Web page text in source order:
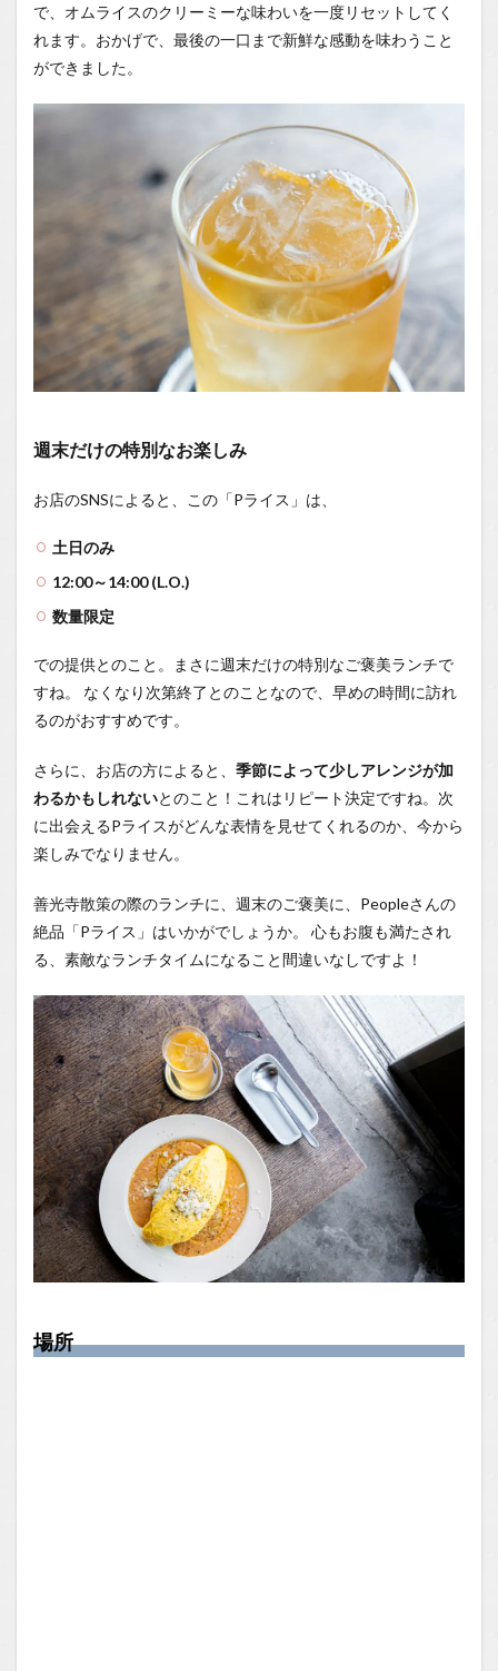
で、オムライスのクリーミーな味わいを一度リセットしてく
れます。おかげで、最後の一口まで新鮮な感動を味わうこと
ができました。
週末だけの特別なお楽しみ
お店のSNSによると、この「Pライス」は、
土日のみ
12:00～14:00 (L.O.)
数量限定
での提供とのこと。まさに週末だけの特別なご褒美ランチで
すね。 なくなり次第終了とのことなので、早めの時間に訪れ
るのがおすすめです。
さらに、お店の方によると、 季節によって少しアレンジが加
わるかもしれないとのこと！これはリピート決定ですね。次
に出会えるPライスがどんな表情を見せてくれるのか、今から
楽しみでなりません。
善光寺散策の際のランチに、週末のご褒美に、Peopleさんの
絶品「Pライス」はいかがでしょうか。 心もお腹も満たされ
る、素敵なランチタイムになること間違いなしですよ！
場所